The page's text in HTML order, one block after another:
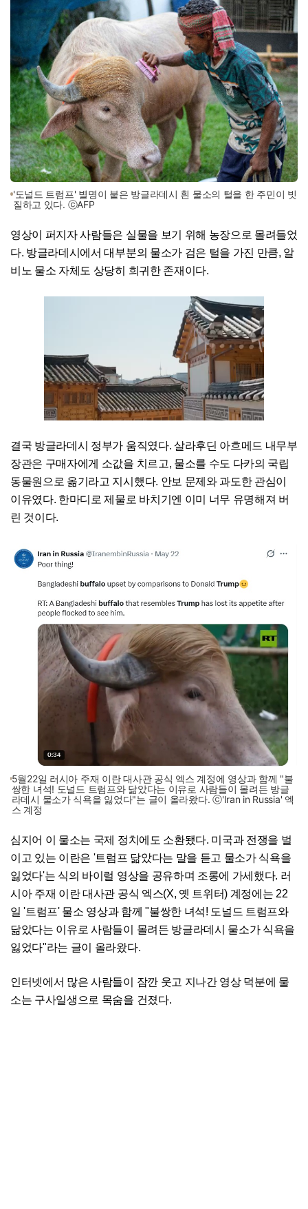
'도널드 트럼프' 별명이 붙은 방글라데시 흰 물소의 털을 한 주민이 빗
질하고 있다. ⓒAFP
영상이 퍼지자 사람들은 실물을 보기 위해 농장으로 몰려들었
다. 방글라데시에서 대부분의 물소가 검은 털을 가진 만큼, 알
비노 물소 자체도 상당히 희귀한 존재이다.
결국 방글라데시 정부가 움직였다. 살라후딘 아흐메드 내무부
장관은 구매자에게 소값을 치르고, 물소를 수도 다카의 국립
동물원으로 옮기라고 지시했다. 안보 문제와 과도한 관심이
이유였다. 한마디로 제물로 바치기엔 이미 너무 유명해져 버
린 것이다.
5월22일 러시아 주재 이란 대사관 공식 엑스 계정에 영상과 함께 "불
쌍한 녀석! 도널드 트럼프와 닮았다는 이유로 사람들이 몰려든 방글
라데시 물소가 식욕을 잃었다"는 글이 올라왔다. ⓒ'Iran in Russia' 엑
스 계정
심지어 이 물소는 국제 정치에도 소환됐다. 미국과 전쟁을 벌
이고 있는 이란은 '트럼프 닮았다는 말을 듣고 물소가 식욕을
잃었다'는 식의 바이럴 영상을 공유하며 조롱에 가세했다. 러
시아 주재 이란 대사관 공식 엑스(X, 옛 트위터) 계정에는 22
일 '트럼프' 물소 영상과 함께 "불쌍한 녀석! 도널드 트럼프와
닮았다는 이유로 사람들이 몰려든 방글라데시 물소가 식욕을
잃었다"라는 글이 올라왔다.
인터넷에서 많은 사람들이 잠깐 웃고 지나간 영상 덕분에 물
소는 구사일생으로 목숨을 건졌다.